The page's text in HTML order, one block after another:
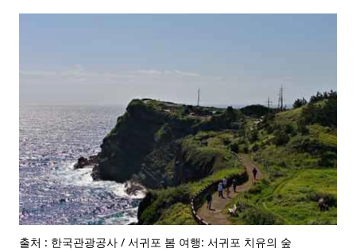
출처 : 한국관광공사 / 서귀포 봄 여행: 서귀포 치유의 숲